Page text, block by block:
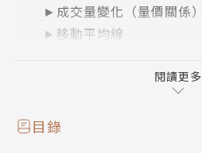
►成交量變化（量價關係）
►移動平均線
►趨勢行情或箱型行情
閱讀更多
目錄